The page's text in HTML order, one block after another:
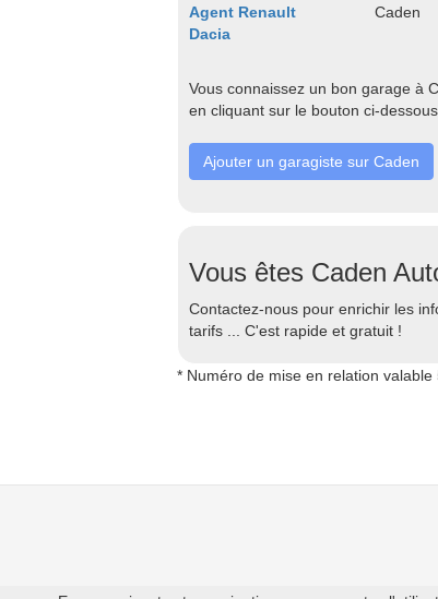
Agent Renault
Dacia
Caden
Vous connaissez un bon garage à
en cliquant sur le bouton ci-dessous.
Ajouter un garagiste sur Caden
Vous êtes Caden
Contactez-nous pour enrichir les
tarifs ... C'est rapide et gratuit !
* Numéro de mise en relation valable